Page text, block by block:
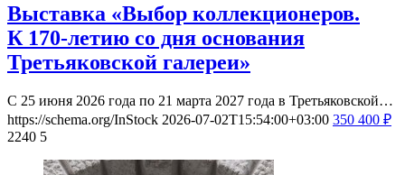
Выставка «Выбор коллекционеров.
К 170-летию со дня основания
Третьяковской галереи»
С 25 июня 2026 года по 21 марта 2027 года в Третьяковской…
https://schema.org/InStock 2026-07-02T15:54:00+03:00 350 400 ₽
2240 5